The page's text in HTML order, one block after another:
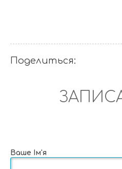
Поделиться:
Ваше Ім'я